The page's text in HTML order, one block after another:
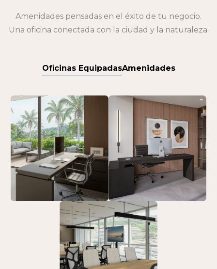
Amenidades pensadas en el éxito de tu negocio.
Una oficina conectada con la ciudad y la naturaleza.
Oficinas EquipadasAmenidades